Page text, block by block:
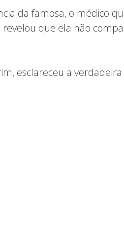
da famosa, o médico
que ela não
esclareceu a